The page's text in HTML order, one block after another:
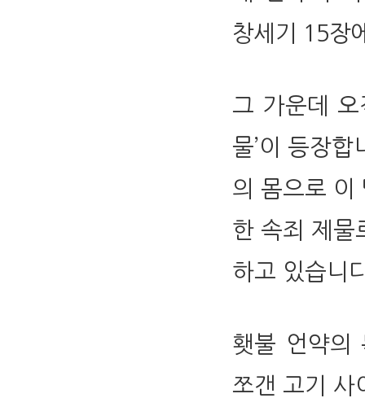
창세기 15장
그 가운데 오
물’이 등장
의 몸으로 이
한 속죄 제물
하고 있습니
횃불 언약의
쪼갠 고기